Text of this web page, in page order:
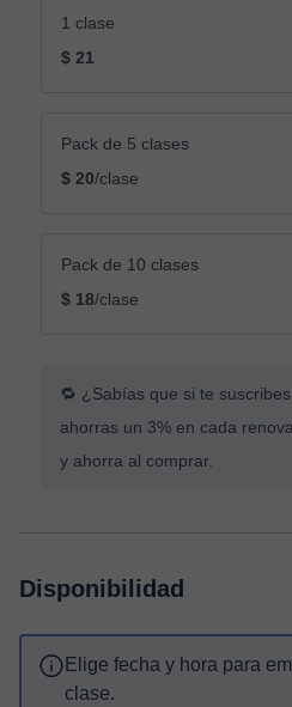
1 clase
$ 21
Pack de 5 clases
$ 20/clase
Pack de 10 clases
$ 18/clase
🔁 ¿Sabías que si te
ahorras un 3% en cada
y ahorra al comprar.
Disponibilidad
Elige fecha y hora para
clase.